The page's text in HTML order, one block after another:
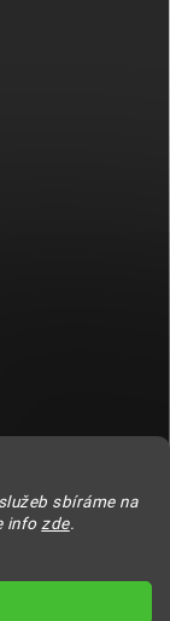
sbíráme na
info zde.